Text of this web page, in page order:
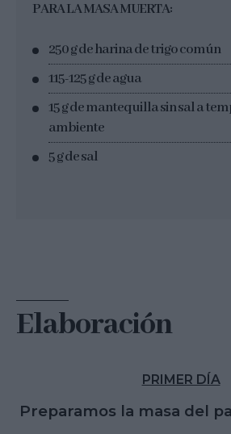
PARA LA MASA MUERTA:
250 g de harina de trigo común
115-125 g de agua
15 g de mantequilla sin sal a
ambiente
5 g de sal
Elaboración
PRIMER DÍA
Preparamos la masa del